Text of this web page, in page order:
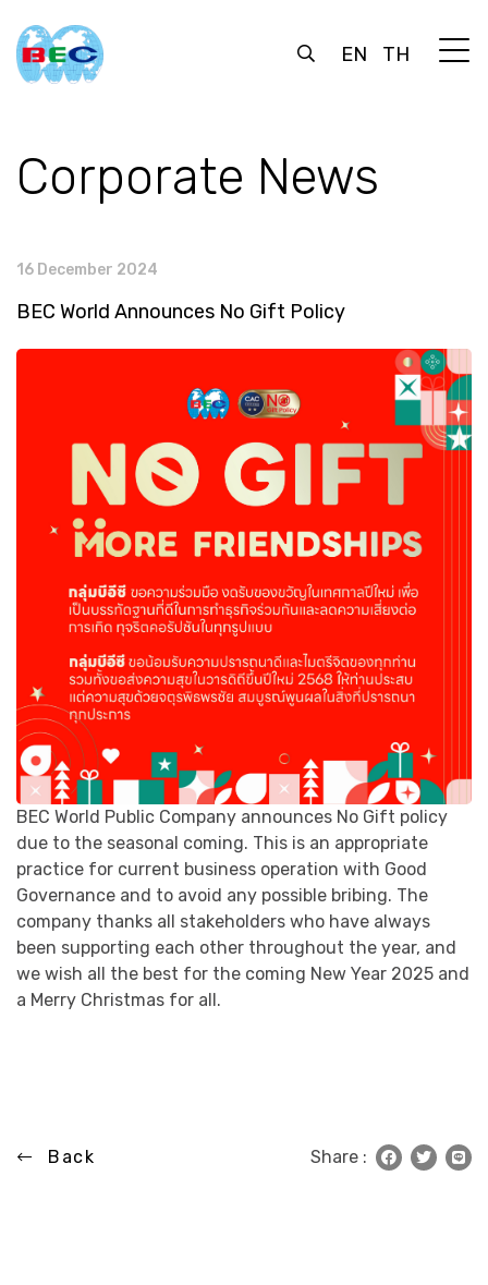
EN TH
Corporate News
16 December 2024
BEC World Announces No Gift Policy
BEC World Public Company announces No Gift policy
due to the seasonal coming. This is an appropriate
practice for current business operation with Good
Governance and to avoid any possible bribing. The
company thanks all stakeholders who have always
been supporting each other throughout the year, and
we wish all the best for the coming New Year 2025 and
a Merry Christmas for all.
Back Share :